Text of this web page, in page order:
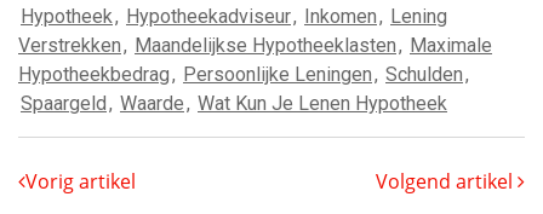
Hypotheek, Hypotheekadviseur, Inkomen, Lening
Verstrekken, Maandelijkse Hypotheeklasten, Maximale
Hypotheekbedrag, Persoonlijke Leningen, Schulden,
Spaargeld, Waarde, Wat Kun Je Lenen Hypotheek
Vorig artikel Volgend artikel